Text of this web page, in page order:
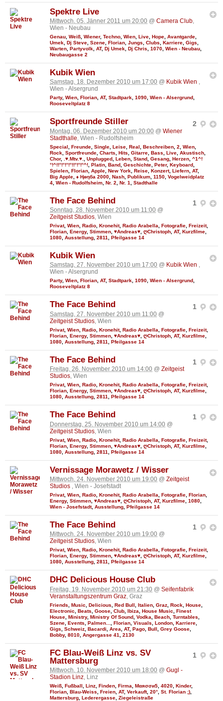
Spektre Live
Mittwoch, 05. Jänner 2011 um 20:00 @ Camera Club,
Wien - Neubau
Genau Weiß Wiener, Techno Wien Live Hope Avantgarde
Umek Dj Steve Szene Florian Jungs Clubs Karriere Gigs
Warten Partyvolk AT, Dj Umek Dj Chris 1070 Wien - Neubau
Neubaugasse 2
Kubik Wien
Samstag, 18. Dezember 2010 um 17:00 @ Kubik Wien ,
Wien - Alsergrund
Party, Wien, Florian, AT, Stadtpark, 1090, Wien - Alsergrund,
Rooseveltplatz 8
2
Sportfreunde Stiller
Montag, 06. Dezember 2010 um 20:00 @ Wiener
Stadthalle , Wien - Rudolfsheim
Special Freunde Single Leise Real Beschreiben 2 Wien
Rock Sportfreunde Charts Hits Gitarre Bass Live Akustisch
Chor, .♥.Mtv.♥. Unplugged Leben Stand Gesang Herzen ^1^!
°!^!!°!°!°!°!!°!°!°^! Platin Band Geschichte Peter, Keyboard
Spielen Florian Apple New York Reise Konzert, Liefern AT,
Big Apple ♦ Ңөηба 2000 Nash Publikum 1150 Vogelweidplatz
4 Wien - Rudolfsheim Nr. 2 Nr. 1 Stadthalle
1
The Face Behind
Sonntag, 28. November 2010 um 11:00 @
Zeitgeist Studios, Wien
Privat, Wien Radio Kronehit, Radio Arabella Fotografie Freizeit,
Florian Energy, Stimmen ♥Andreas♥ ღChristoph AT, Kurzfilme
1080 Ausstellung 2811 Pfeilgasse 14
Kubik Wien
Samstag, 27. November 2010 um 17:00 @ Kubik Wien ,
Wien - Alsergrund
Party, Wien, Florian, AT, Stadtpark, 1090, Wien - Alsergrund,
Rooseveltplatz 8
1
The Face Behind
Samstag, 27. November 2010 um 11:00 @
Zeitgeist Studios, Wien
Privat, Wien Radio Kronehit, Radio Arabella Fotografie Freizeit,
Florian Energy, Stimmen ♥Andreas♥ ღChristoph AT, Kurzfilme
1080 Ausstellung 2811 Pfeilgasse 14
1
The Face Behind
Freitag, 26. November 2010 um 14:00 @ Zeitgeist
Studios, Wien
Privat, Wien Radio Kronehit, Radio Arabella Fotografie Freizeit,
Florian Energy, Stimmen ♥Andreas♥ ღChristoph AT, Kurzfilme
1080 Ausstellung 2811 Pfeilgasse 14
1
The Face Behind
Donnerstag, 25. November 2010 um 14:00 @
Zeitgeist Studios , Wien
Privat, Wien Radio Kronehit, Radio Arabella Fotografie Freizeit,
Florian Energy, Stimmen ♥Andreas♥ ღChristoph AT, Kurzfilme
1080 Ausstellung 2811 Pfeilgasse 14
Vernissage Morawetz / Wisser
Mittwoch, 24. November 2010 um 19:00 @ Zeitgeist
Studios , Wien - Josefstadt
Privat, Wien Radio Kronehit, Radio Arabella Fotografie Florian
Energy, Stimmen ♥Andreas♥ ღChristoph AT, Kurzfilme 1080
Wien - Josefstadt, Ausstellung Pfeilgasse 14
1
The Face Behind
Mittwoch, 24. November 2010 um 19:00 @
Zeitgeist Studios, Wien
Privat, Wien, Radio, Kronehit, Radio Arabella, Fotografie, Freizeit,
Florian, Energy, Stimmen, ♥Andreas♥, ღChristoph, AT, Kurzfilme,
1080, Ausstellung, 2811, Pfeilgasse 14
DHC Delicious House Club
Freitag, 19. November 2010 um 21:30 @ Seifenfabrik
Veranstaltungszentrum Graz , Graz
Friends Music Delicious Red Bull Italien Graz Rock House
Electronic
Beats Goose Club Ibiza House Music
Finest
House Ministry, Ministry Of Sound Vodka Beach Turntables
Szene Events Palmen... Florian Visuals London Karriere
Gigs
Schweiz Bacardi Area AT, Pago Bull Grey Goose
Bobby, 8010 Angergasse 41 2130
1
FC Blau-Weiß Linz vs. SV
Mattersburg
Mittwoch, 10. November 2010 um 18:00 @ Gugl -
Stadion Linz, Linz
Weiß Fußball Linz Finden Firma Мαяσσи5 4020 Kinder,
Florian Blau-Weiss Freien AT, Verkauft, 20° St. Florian ;)
Mattersburg Lederergasse Ziegeleistraße